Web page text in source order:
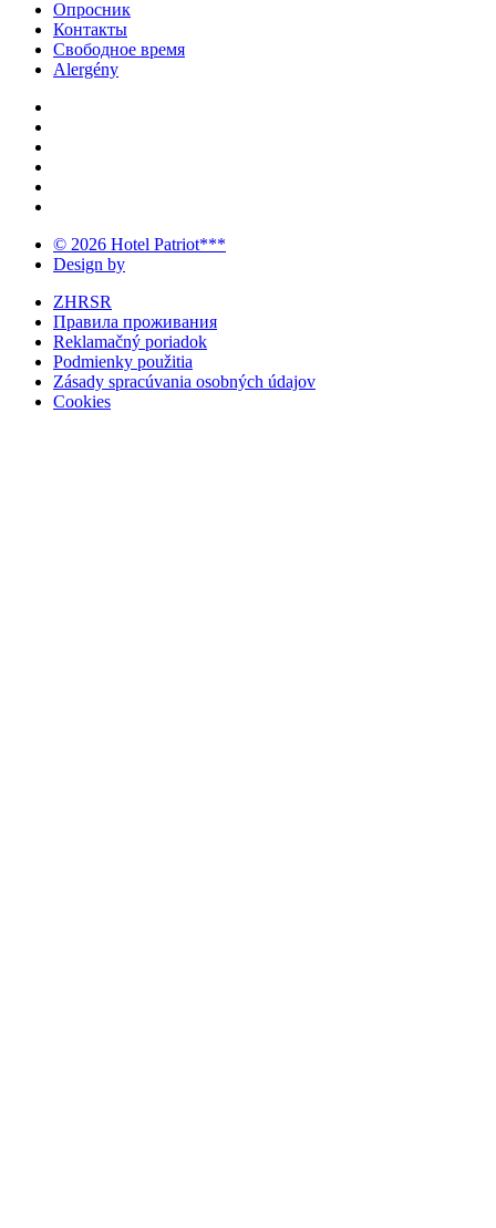
Опросник
Контакты
Свободное время
Alergény
© 2026 Hotel Patriot***
Design by
ZHRSR
Правила проживания
Reklamačný poriadok
Podmienky použitia
Zásady spracúvania osobných údajov
Cookies